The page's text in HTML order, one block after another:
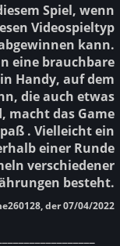
Spiel, wenn
Videospieltyp
kann.
eine brauchbare
Handy, auf dem
die auch etwas
macht das Game
. Vielleicht ein
einer Runde
verschiedener
besteht.
der 07/04/2022